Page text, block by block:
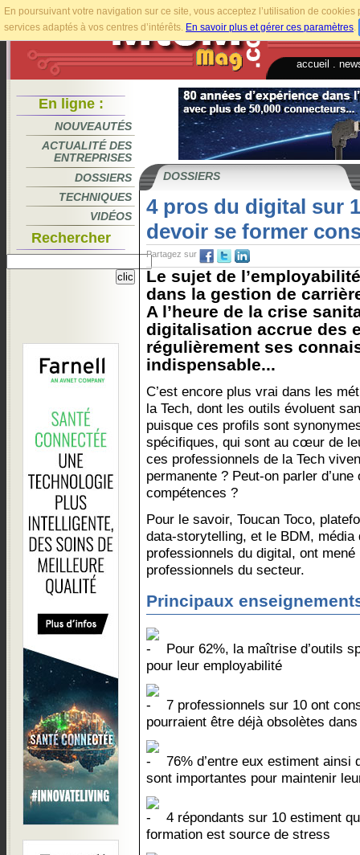
En poursuivant votre navigation sur ce site, vous acceptez l’utilisation de
services adaptés à vos centres d’intérêts. En savoir plus et gérer ces paramètres.
accueil
En ligne :
NOUVEAUTÉS
ACTUALITÉ DES
ENTREPRISES
DOSSIERS
TECHNIQUES
VIDÉOS
Rechercher
DOSSIERS
4 pros du digital sur
devoir se former
Partagez sur
Le sujet de
dans la gestion de
A l’heure de la crise
digitalisation accrue des
régulièrement ses
indispensable...
C’est encore plus vrai dans les
la Tech, dont les outils évoluent
puisque ces profils sont
spécifiques, qui sont au cœur de
ces professionnels de la Tech
permanente ? Peut-on parler
compétences ?
Pour le savoir, Toucan Toco,
data-storytelling, et le BDM, média
professionnels du digital, ont
professionnels du secteur.
Principaux
Pour 62%, la maîtrise d’outils
pour leur employabilité
7 professionnels sur 10 ont
pourraient être déjà obsolètes
76% d’entre eux estiment
sont importantes pour maintenir
4 répondants sur 10 estiment
formation est source de stress